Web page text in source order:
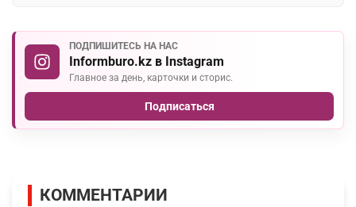
ПОДПИШИТЕСЬ НА НАС
Informburo.kz в Instagram
Главное за день, карточки и сторис.
Подписаться
КОММЕНТАРИИ